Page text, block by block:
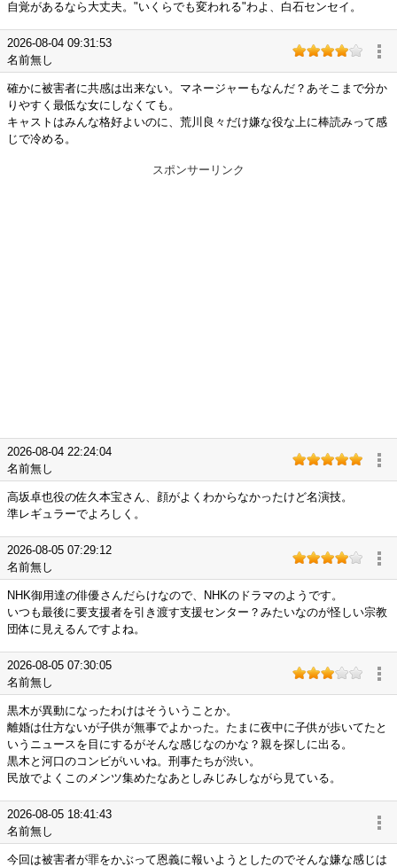
自覚があるなら大丈夫。"いくらでも変われる"わよ、白石センセイ。
2026-08-04 09:31:53
名前無し
確かに被害者に共感は出来ない。マネージャーもなんだ？あそこまで分か
りやすく最低な女にしなくても。
キャストはみんな格好よいのに、荒川良々だけ嫌な役な上に棒読みって感
じで冷める。
スポンサーリンク
2026-08-04 22:24:04
名前無し
高坂卓也役の佐久本宝さん、顔がよくわからなかったけど名演技。
準レギュラーでよろしく。
2026-08-05 07:29:12
名前無し
NHK御用達の俳優さんだらけなので、NHKのドラマのようです。
いつも最後に要支援者を引き渡す支援センター？みたいなのが怪しい宗教
団体に見えるんですよね。
2026-08-05 07:30:05
名前無し
黒木が異動になったわけはそういうことか。
離婚は仕方ないが子供が無事でよかった。たまに夜中に子供が歩いてたと
いうニュースを目にするがそんな感じなのかな？親を探しに出る。
黒木と河口のコンビがいいね。刑事たちが渋い。
民放でよくこのメンツ集めたなあとしみじみしながら見ている。
2026-08-05 18:41:43
名前無し
今回は被害者が罪をかぶって恩義に報いようとしたのでそんな嫌な感じは